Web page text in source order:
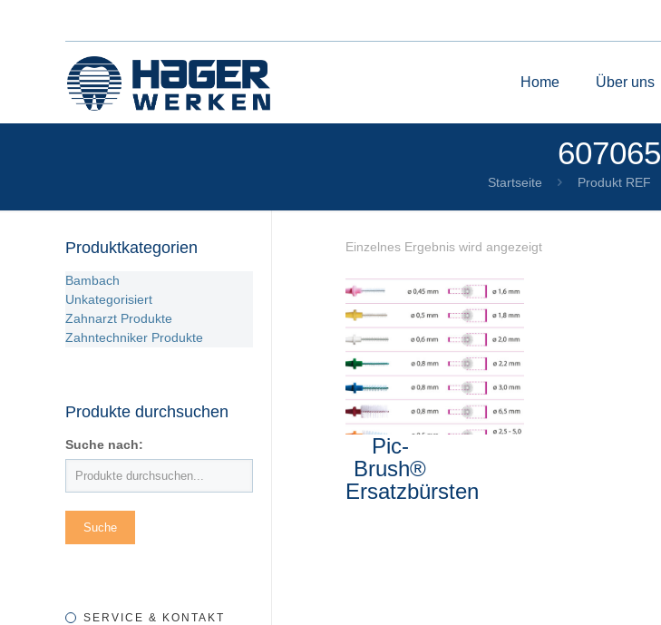
Home Über uns
607065
Startseite Produkt REF
Einzelnes Ergebnis wird angezeigt
Pic-
Brush®
Ersatzbürsten
Produktkategorien
Bambach
Unkategorisiert
Zahnarzt Produkte
Zahntechniker Produkte
Produkte durchsuchen
Suche nach:
SERVICE & KONTAKT